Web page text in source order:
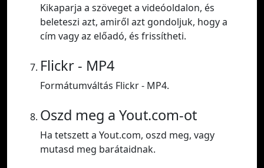
Kikaparja a szöveget a videóoldalon, és
beleteszi azt, amiről azt gondoljuk, hogy a
cím vagy az előadó, és frissítheti.
Flickr - MP4
Formátumváltás Flickr - MP4.
Oszd meg a Yout.com-ot
Ha tetszett a Yout.com, oszd meg, vagy
mutasd meg barátaidnak.